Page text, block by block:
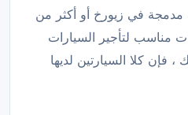
في زيورخ أو أكثر من
مناسب لتأجير السيارات
، فإن كلا السيارتين لديها